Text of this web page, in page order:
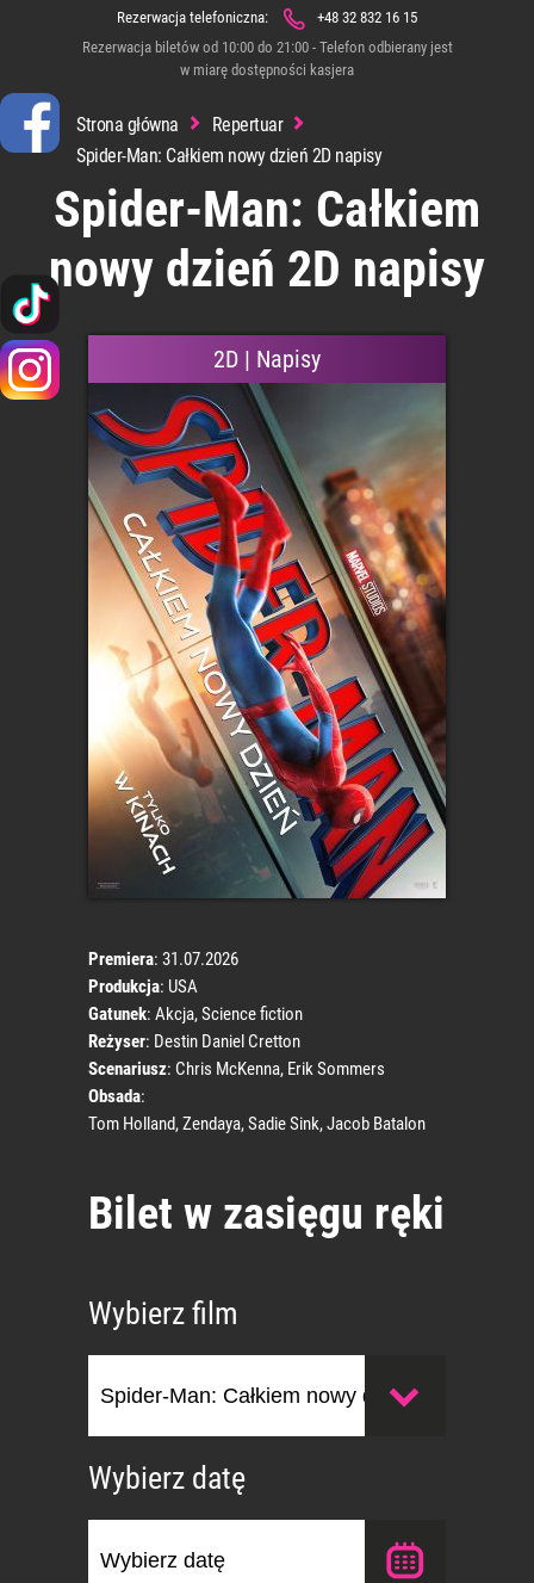
Rezerwacja telefoniczna:
+48 32 832 16 15
Rezerwacja biletów od 10:00 do 21:00 - Telefon odbierany jest
w miarę dostępności kasjera
Strona główna
Repertuar
Spider-Man: Całkiem nowy dzień 2D napisy
Spider-Man: Całkiem
nowy dzień 2D napisy
2D | Napisy
Premiera: 31.07.2026
Produkcja: USA
Gatunek: Akcja, Science fiction
Reżyser: Destin Daniel Cretton
Scenariusz: Chris McKenna, Erik Sommers
Obsada:
Tom Holland, Zendaya, Sadie Sink, Jacob Batalon
Bilet w zasięgu ręki
Wybierz film
Wybierz datę